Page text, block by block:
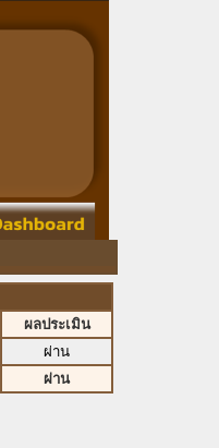
ผลประเมิน
ผ่าน
ผ่าน